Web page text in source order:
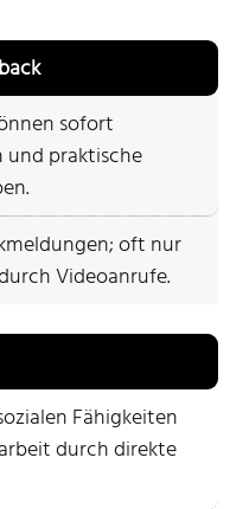
sofort
und praktische
oft nur
Videoanrufe.
Fähigkeiten
durch direkte